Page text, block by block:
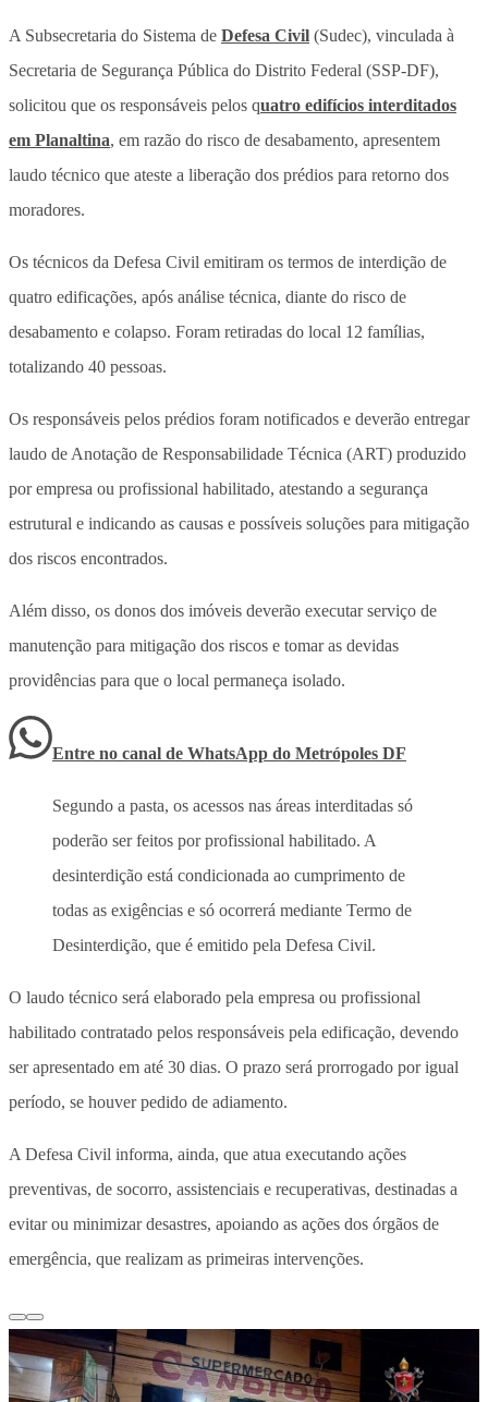
A Subsecretaria do Sistema de Defesa Civil (Sudec), vinculada à
Secretaria de Segurança Pública do Distrito Federal (SSP-DF),
solicitou que os responsáveis pelos quatro edifícios interditados
em Planaltina, em razão do risco de desabamento, apresentem
laudo técnico que ateste a liberação dos prédios para retorno dos
moradores.
Os técnicos da Defesa Civil emitiram os termos de interdição de
quatro edificações, após análise técnica, diante do risco de
desabamento e colapso. Foram retiradas do local 12 famílias,
totalizando 40 pessoas.
Os responsáveis pelos prédios foram notificados e deverão entregar
laudo de Anotação de Responsabilidade Técnica (ART) produzido
por empresa ou profissional habilitado, atestando a segurança
estrutural e indicando as causas e possíveis soluções para mitigação
dos riscos encontrados.
Além disso, os donos dos imóveis deverão executar serviço de
manutenção para mitigação dos riscos e tomar as devidas
providências para que o local permaneça isolado.
Entre no canal de WhatsApp do Metrópoles DF
Segundo a pasta, os acessos nas áreas interditadas só
poderão ser feitos por profissional habilitado. A
desinterdição está condicionada ao cumprimento de
todas as exigências e só ocorrerá mediante Termo de
Desinterdição, que é emitido pela Defesa Civil.
O laudo técnico será elaborado pela empresa ou profissional
habilitado contratado pelos responsáveis pela edificação, devendo
ser apresentado em até 30 dias. O prazo será prorrogado por igual
período, se houver pedido de adiamento.
A Defesa Civil informa, ainda, que atua executando ações
preventivas, de socorro, assistenciais e recuperativas, destinadas a
evitar ou minimizar desastres, apoiando as ações dos órgãos de
emergência, que realizam as primeiras intervenções.